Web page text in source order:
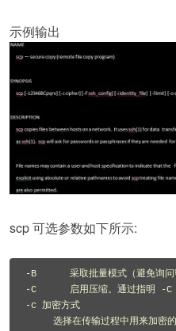
示例输出
scp 可选参数如下所示:
-B      采取批量模式（避免询问
-C      启用压缩。通过指明 -C
-c 加密方式
选择在传输过程中用来加密